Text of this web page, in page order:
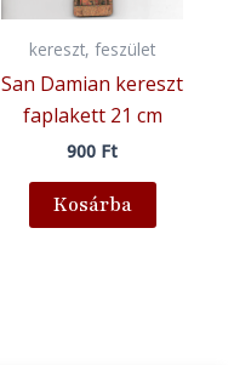
kereszt, feszület
San Damian kereszt
faplakett 21 cm
900 Ft
Kosárba